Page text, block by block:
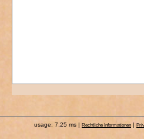
usage: 7,25 ms | Rechtliche Informationen |